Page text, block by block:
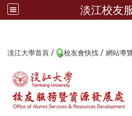
淡江校友
淡江大學首頁 / 校友會快找 / 網站導